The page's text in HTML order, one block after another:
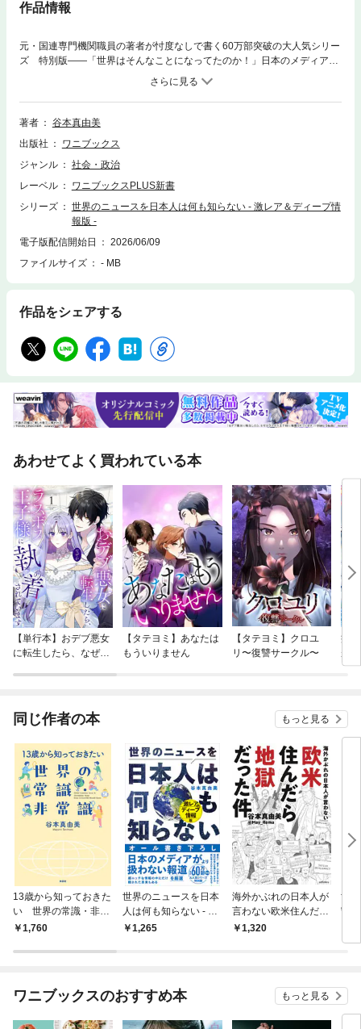
作品情報
元・国連専門機関職員の著者が忖度なしで書く60万部突破の大人気シリー
ズ 特別版――「世界はそんなことになってたのか！」日本のメディアが
報道しない驚きの激レア＆ディープ情報が満載（内容紹介［一部］）●中
国の若者に“邪悪”なライフハックが流行●カニエ・ウェストが清朝貴族にな
るドラマで大バズり●スペインの「悪魔が赤子の上を飛び跳ねる奇祭」●日
本人が知らないビジュタージュの恐ろしい実態●ヒッピー、ペンタゴンを
け●芋を捨てた農家に支援金３万ユーロ！●結婚生活に悩みまくるインド人
●マナー講師がついにピザの食べ方に最終通告を出し涙●イタリアの病気禁
ニックに！●日系アメリカ人が主人公のPixerのビーバーアニメ●世界の
「マイナー＆ローカルニュース」を知る方法――など世界を見る目が“ガラ
ッ”と変わる！衝撃の体験をあなたに。【著者プロフィール】谷本真由美
（たにもと・まゆみ）著述家。元国連職員。1975年、神奈川県生まれ。シ
ラキュース大学大学院にて国際関係論および情報管理学修士を取得。ITベ
ンチャー、コンサルティングファーム、国連専門機関、外資系金融会社を
舌鋒鋭いポストで好評を博する。趣味はハードロック/ヘビーメタル鑑賞、
漫画、料理。著書に『キャリアポルノは人生の無駄だ』(朝日新聞出版)、
『日本人の働き方の9割がヤバい件について』(PHP研究所)、『不寛容社
会』(ワニブックスPLUS新書)、『激安ニッポン』(マガジンハウス新書)な
著者
谷本真由美
出版社
ワニブックス
ジャンル
社会・政治
レーベル
ワニブックスPLUS新書
シリーズ
世界のニュースを日本人は何も知らない - 激レア＆ディープ情
報版 -
電子版配信開始日
2026/06/09
ファイルサイズ
- MB
作品をシェアする
あわせてよく買われている本
【単行本】おデブ悪女
に転生したら、なぜか
【タテヨミ】あなたは
もういりません
【タテヨミ】クロユ
リ〜復讐サークル〜
病
が
ぎ
同じ作者の本 もっと見る
13歳から知っておきた
い 世界の常識・非常
識1,760
世界のニュースを日本
人は何も知らない - 激
レア＆ディープ情報版
1,265
海外かぶれの日本人が
言わない欧米住んだら
地獄だった件
1,320
世
守
ワニブックスのおすすめ本 もっと見る